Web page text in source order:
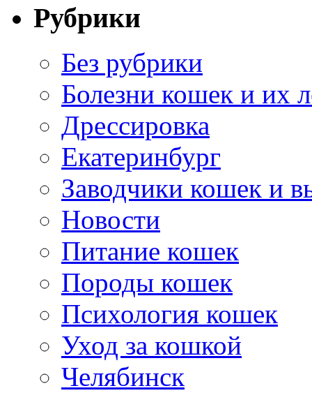
Рубрики
Без рубрики
Болезни кошек и их
Дрессировка
Екатеринбург
Заводчики кошек и
Новости
Питание кошек
Породы кошек
Психология кошек
Уход за кошкой
Челябинск